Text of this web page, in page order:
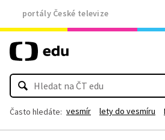
portály České televize
Často hledáte: vesmír lety do vesmíru